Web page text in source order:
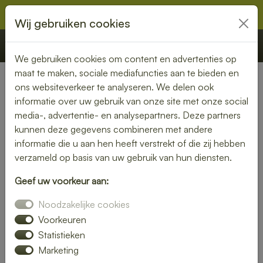
€ 0,00 Offerte Bestellen
Nederland»Noord-Brabant» Breda
Lunch laten bezorgen in
Breda – gezond, vers en
gemakkelijk
in Breda en geniet van verse gerechten op jouw gewenste
locatie. Van kleurrijke salades tot knapperige broodjes – wij
bezorgen jouw lunch vers en op tijd.
Plaats eenvoudig je bestelling online en laat je verrassen
Wij gebruiken cookies
We gebruiken cookies om content en advertenties op
maat te maken, sociale mediafuncties aan te bieden en
ons websiteverkeer te analyseren. We delen ook
informatie over uw gebruik van onze site met onze social
media-, advertentie- en analysepartners. Deze partners
kunnen deze gegevens combineren met andere
informatie die u aan hen heeft verstrekt of die zij hebben
verzameld op basis van uw gebruik van hun diensten.
Geef uw voorkeur aan:
Noodzakelijke cookies
Voorkeuren
Statistieken
Marketing